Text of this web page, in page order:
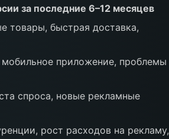
за последние 6–12 месяцев
товары, быстрая доставка,
мобильное приложение, проблемы
спроса, новые рекламные
рост расходов на рекламу,